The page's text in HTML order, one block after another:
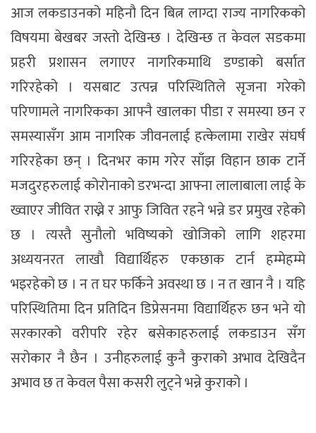
आज लकडाउनको महिनौ दिन बित्न लाग्दा राज्य नागरिकको
विषयमा बेखबर जस्तो देखिन्छ । देखिन्छ त केवल सडकमा
प्रहरी प्रशासन लगाएर नागरिकमाथि डण्डाको बर्सात
गरिरहेको । यसबाट उत्पन्न परिस्थितिले सृजना गरेको
परिणामले नागरिकका आफ्नै खालका पीडा र समस्या छन र
समस्यासँग आम नागरिक जीवनलाई हत्केलामा राखेर संघर्ष
गरिरहेका छन् । दिनभर काम गरेर साँझ विहान छाक टार्ने
मजदुरहरुलाई कोरोनाको डरभन्दा आफ्ना लालाबाला लाई के
ख्वाएर जीवित राख्ने र आफु जिवित रहने भन्ने डर प्रमुख रहेको
छ । त्यस्तै सुनौलो भविष्यको खोजिको लागि शहरमा
अध्ययनरत लाखौ विद्यार्थिहरु एकछाक टार्न हम्मेहम्मे
भइरहेको छ । न त घर फर्किने अवस्था छ । न त खान नै । यहि
परिस्थितिमा दिन प्रतिदिन डिप्रेसनमा विद्यार्थिहरु छन भने यो
सरकारको वरीपरि रहेर बसेकाहरुलाई लकडाउन सँग
सरोकार नै छैन । उनीहरुलाई कुनै कुराको अभाव देखिदैन
अभाव छ त केवल पैसा कसरी लुट्ने भन्ने कुराको ।